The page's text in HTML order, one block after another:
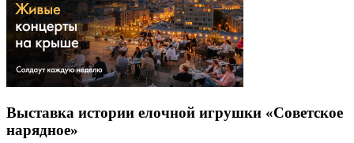
Выставка истории елочной игрушки «Советское
нарядное»